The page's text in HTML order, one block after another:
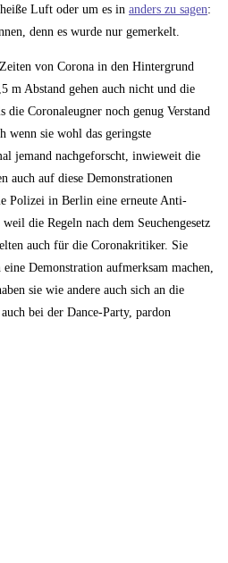
Luft oder um es in anders zu sagen:
denn es wurde nur gemerkelt.
von Corona in den Hintergrund
m Abstand gehen auch nicht und die
die Coronaleugner noch genug Verstand
wenn sie wohl das geringste
jemand nachgeforscht, inwieweit die
auch auf diese Demonstrationen
Polizei in Berlin eine erneute Anti-
die Regeln nach dem Seuchengesetz
auch für die Coronakritiker. Sie
Demonstration aufmerksam machen,
sie wie andere auch sich an die
bei der Dance-Party, pardon